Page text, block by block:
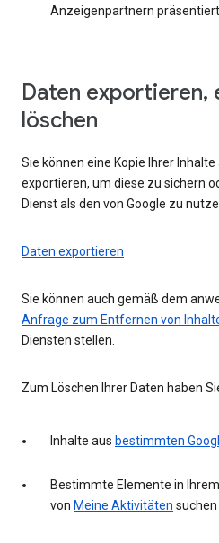
Anzeigenpartnern präsentiert
Daten exportieren,
löschen
Sie können eine Kopie Ihrer
exportieren, um diese zu sichern
Dienst als den von Google zu
Daten exportieren
Sie können auch gemäß dem
Anfrage zum Entfernen von
Diensten stellen.
Zum Löschen Ihrer Daten haben
Inhalte aus bestimmten
Bestimmte Elemente in
von Meine Aktivitäten